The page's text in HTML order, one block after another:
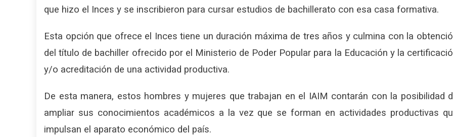
que hizo el Inces y se inscribieron para cursar estudios de bachillerato con esa casa formativa.
Esta opción que ofrece el Inces tiene un duración máxima de tres años y culmina con la
del título de bachiller ofrecido por el Ministerio de Poder Popular para la Educación y la
y/o acreditación de una actividad productiva.
De esta manera, estos hombres y mujeres que trabajan en el IAIM contarán con la posibilidad
ampliar sus conocimientos académicos a la vez que se forman en actividades productivas
impulsan el aparato económico del país.